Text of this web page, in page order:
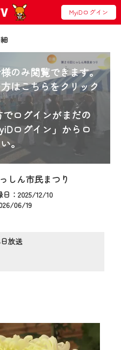
MyiDログイン
のみ閲覧できます。
はこちらをクリック
ログインがまだの
ログイン」からロ
。
しん市民まつり
：2025/12/10
06/19
放送
らせ
Web TV』は2024
ーアルします！
、お住まいの地域
目瞭然。
ラウザから、いつ
先でも！
ご加入者様へのサー
利用いただくには、